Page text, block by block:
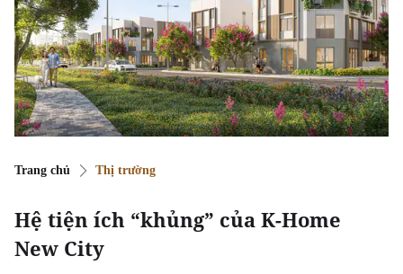
Trang chủ Thị trường
Hệ tiện ích “khủng” của K-Home
New City